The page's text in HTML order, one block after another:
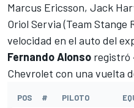
Marcus Ericsson, Jack
Oriol Servia (Team Stange
velocidad en el auto del
Fernando Alonso registró
Chevrolet con una vuelta
POS # PILOTO